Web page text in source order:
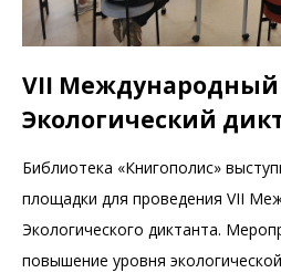
VII Международный
Экологический
Библиотека «Книгополис»
площадки для проведения VII
Экологического диктанта.
повышение уровня